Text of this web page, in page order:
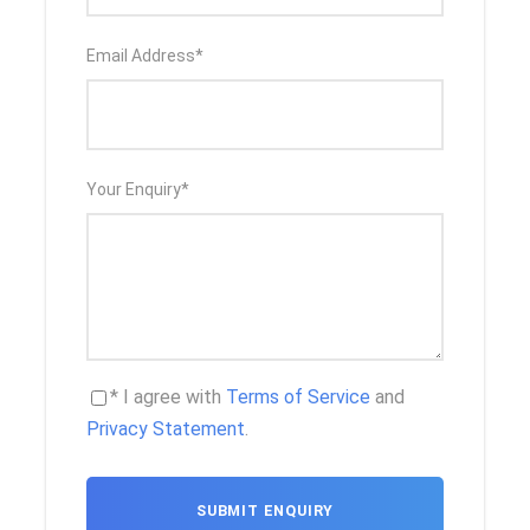
Email Address*
Your Enquiry*
* I agree with Terms of Service and
Privacy Statement.
Atenas Milos Santorini Mykonos Islas Griegas vacaciones
isla volcánica de Milos con las playas exóticas. Disfruta
del mundo en Santorini. Acuéstate en las famosas
Día 1 ATENAS